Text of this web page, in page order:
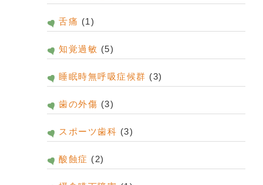
舌痛 (1)
知覚過敏 (5)
睡眠時無呼吸症候群 (3)
歯の外傷 (3)
スポーツ歯科 (3)
酸蝕症 (2)